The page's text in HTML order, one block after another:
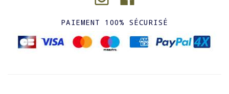
PAIEMENT 100% SÉCURISÉ